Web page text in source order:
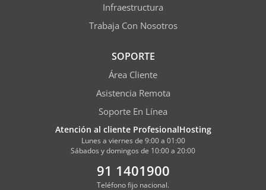
Infraestructura
Trabaja Con Nosotros
SOPORTE
Área Cliente
Asistencia Remota
Soporte En Línea
Atención al cliente ProfesionalHosting
Lunes a viernes de 9:00 a 01:00
Sábados y domingos de 10:00 a 20:00
91 1401900
Teléfono fijo nacional.